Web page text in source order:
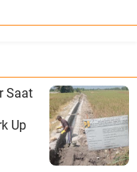
Saat
Up